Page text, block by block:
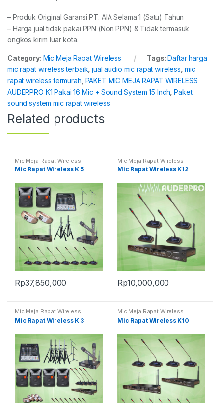
– Produk Original Garansi PT. AIA Selama 1 (Satu) Tahun
– Harga jual tidak pakai PPN (Non PPN) & Tidak termasuk
ongkos kirim luar kota.
Category: Mic Meja Rapat Wireless Tags:Daftar harga
mic rapat wireless terbaik ,jual audio mic rapat wireless mic
rapat wireless termurah PAKET MIC MEJA RAPAT WIRELESS
AUDERPRO K1 Pakai 16 Mic + Sound System 15 Inch ,Paket
sound system mic rapat wireless
Related products
Mic Meja Rapat Wireless
Mic Rapat Wireless K 5
Rp37,850,000
Mic Meja Rapat Wireless
Mic Rapat Wireless K12
Rp10,000,000
Mic Meja Rapat Wireless
Mic Rapat Wireless K 3
Mic Meja Rapat Wireless
Mic Rapat Wireless K10